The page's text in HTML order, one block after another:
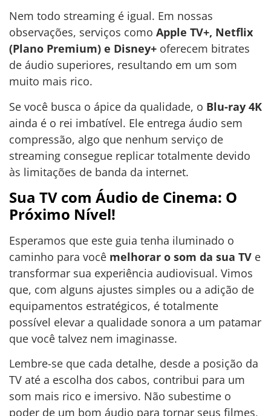
Nem todo streaming é igual. Em nossas
observações, serviços como Apple TV+, Netflix
(Plano Premium) e Disney+ oferecem bitrates
de áudio superiores, resultando em um som
muito mais rico.
Se você busca o ápice da qualidade, o Blu-ray 4K
ainda é o rei imbatível. Ele entrega áudio sem
compressão, algo que nenhum serviço de
streaming consegue replicar totalmente devido
às limitações de banda da internet.
Sua TV com Áudio de Cinema: O
Próximo Nível!
Esperamos que este guia tenha iluminado o
caminho para você melhorar o som da sua TV e
transformar sua experiência audiovisual. Vimos
que, com alguns ajustes simples ou a adição de
equipamentos estratégicos, é totalmente
possível elevar a qualidade sonora a um patamar
que você talvez nem imaginasse.
Lembre-se que cada detalhe, desde a posição da
TV até a escolha dos cabos, contribui para um
som mais rico e imersivo. Não subestime o
poder de um bom áudio para tornar seus filmes,